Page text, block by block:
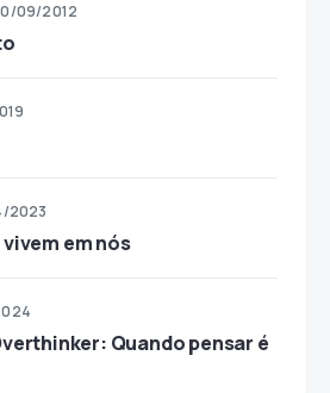
09/2012
2023
em nós
Quando pensar é